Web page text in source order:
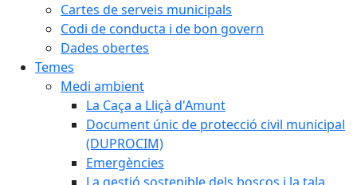
Cartes de serveis municipals
Codi de conducta i de bon govern
Dades obertes
Temes
Medi ambient
La Caça a Lliçà d'Amunt
Document únic de protecció civil municipal
(DUPROCIM)
Emergències